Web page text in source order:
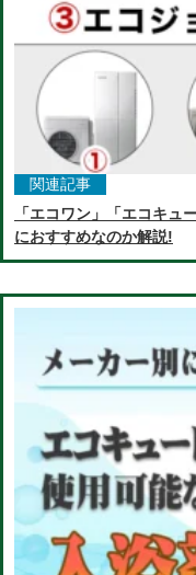
関連記事
「エコワン」「エコキュ
におすすめなのか解説!